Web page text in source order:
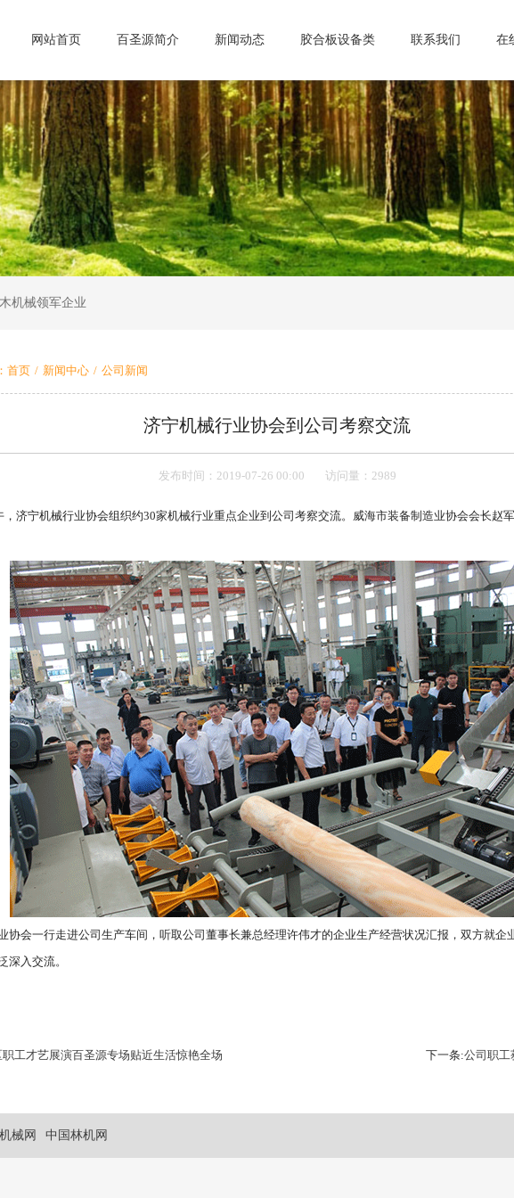
网站首页 百圣源简介 新闻动态 胶合板设备类 联系我们 在
机械领军企业
首页 / 新闻中心 / 公司新闻
济宁机械行业协会到公司考察交流
发布时间：2019-07-26 00:00 访问量：2989
，济宁机械行业协会组织约30家机械行业重点企业到公司考察交流。威海市装备制造业协会会长赵
协会一行走进公司生产车间，听取公司董事长兼总经理许伟才的企业生产经营状况汇报，双方就企
深入交流。
职工才艺展演百圣源专场贴近生活惊艳全场 下一条:公司职工
械网 中国林机网